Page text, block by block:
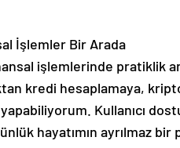
İşlemler Bir Arada
işlemlerinde pratiklik
kredi hesaplamaya,
Kullanıcı
hayatımın ayrılmaz bir